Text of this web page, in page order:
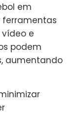
em
ferramentas
e
podem
aumentando